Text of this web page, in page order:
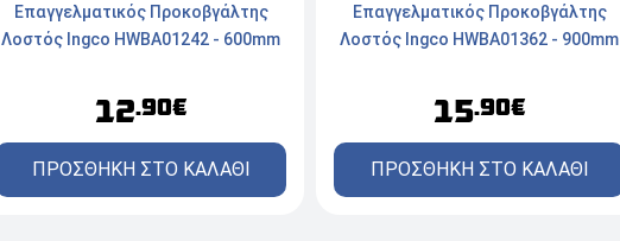
Επαγγελματικός Προκοβγάλτης
Λοστός Ingco HWBA01242 - 600mm
12.90€
ΠΡΟΣΘΗΚΗ ΣΤΟ ΚΑΛΑΘΙ
Επαγγελματικός Προκοβγάλτης
Λοστός Ingco HWBA01362 - 900mm
15.90€
ΠΡΟΣΘΗΚΗ ΣΤΟ ΚΑΛΑΘΙ